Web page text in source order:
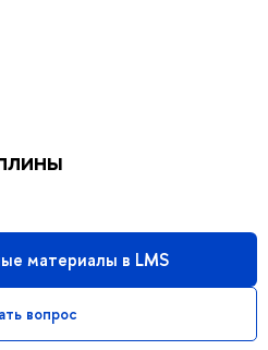
материалы в LMS
вопрос